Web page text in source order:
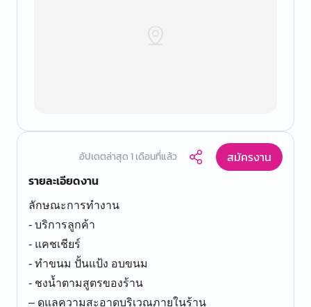
อัปเดตล่าสุด 1 เดือนที่แล้ว
สมัครงาน
รายละเอียดงาน
ลักษณะการทำงาน
- บริการลูกค้า
- แคชเชียร์
- ทำขนม ปั้นแป้ง อบขนม
- ชงน้ำตามสูตรของร้าน
– ดูแลความสะอาดบริเวณภายในร้าน